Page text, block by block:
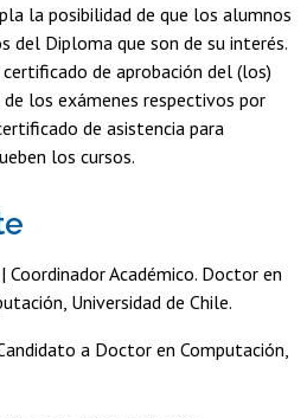
la posibilidad de que los alumnos
del Diploma que son de su interés.
de aprobación del (los)
de los exámenes respectivos por
de asistencia para
los cursos.
| Coordinador Académico. Doctor en
Universidad de Chile.
a Doctor en Computación,